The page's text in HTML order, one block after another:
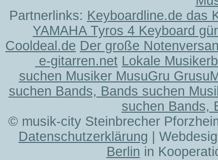
Partnerlinks: Keyboardline.de das
YAMAHA Tyros 4 Keyboard
Cooldeal.de Der große
e-gitarren.net Lokale
suchen Musiker MusuGru
suchen Bands, Bands suchen
suchen Bands,
© musik-city Steinbrecher
Datenschutzerklärung |
Berlin in